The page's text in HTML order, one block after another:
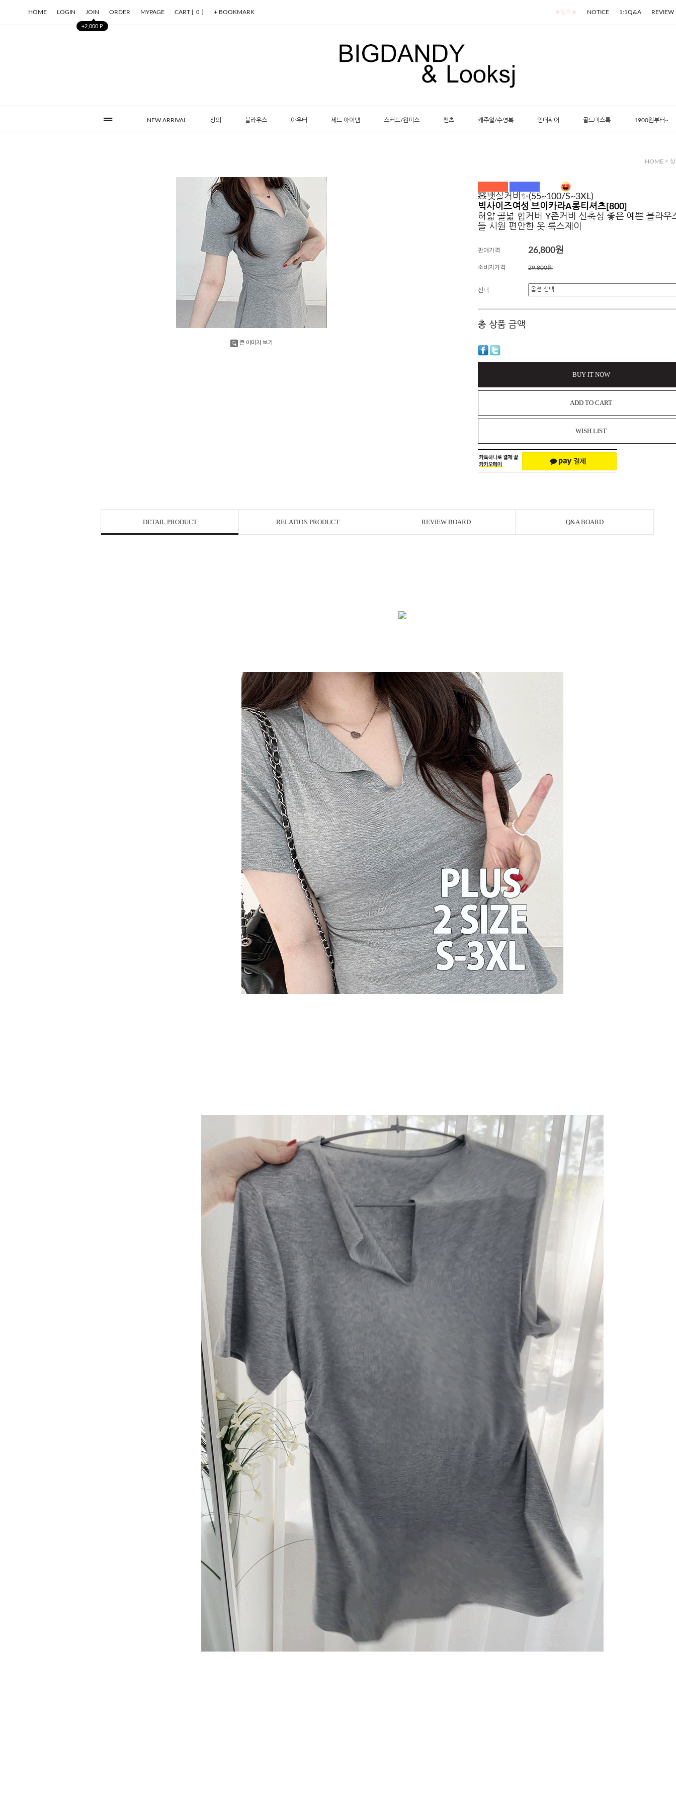
HOME LOGIN JOIN
+2,000 P
ORDER MYPAGE CART [ 0 ] + BOOKMARK ★필독★ NOTICE 1:1Q&A REVIEW
NEW ARRIVAL 상의 블라우스 아우터 세트 아이템 스커트/원피스 팬츠 캐주얼/수영복 언더웨어 골드미스룩 1900원부터~
HOME >
큰 이미지 보기
🧸뱃살커버✨(55~100/S~3XL)
빅사이즈여성 브이카라A롱티셔츠[800]
허얇 골넓 힙커버 Y존커버 신축성 좋은 예쁜 블라우
들 시원 편안한 옷 룩스제이
판매가격 26,800원
소비자가격 29,800원
선택
총 상품 금액
BUY IT NOW
ADD TO CART
WISH LIST
DETAIL PRODUCT RELATION PRODUCT REVIEW BOARD Q&A BOARD